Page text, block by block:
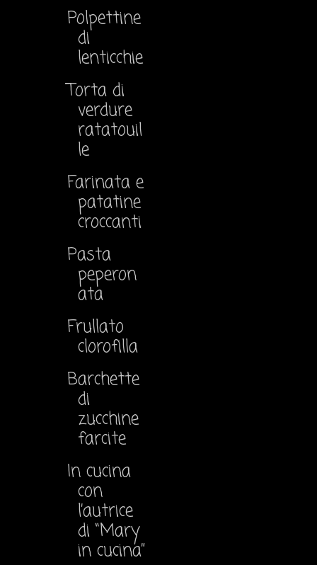
Polpettine
di
lenticchie
Torta di
verdure
ratatouil
le
Farinata e
patatine
croccanti
Pasta
peperon
ata
Frullato
clorofilla
Barchette
di
zucchine
farcite
In cucina
con
l’autrice
di “Mary
in cucina”